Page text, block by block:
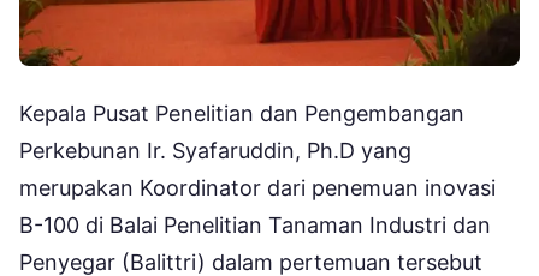
Kepala Pusat Penelitian dan Pengembangan
Perkebunan Ir. Syafaruddin, Ph.D yang
merupakan Koordinator dari penemuan inovasi
B-100 di Balai Penelitian Tanaman Industri dan
Penyegar (Balittri) dalam pertemuan tersebut